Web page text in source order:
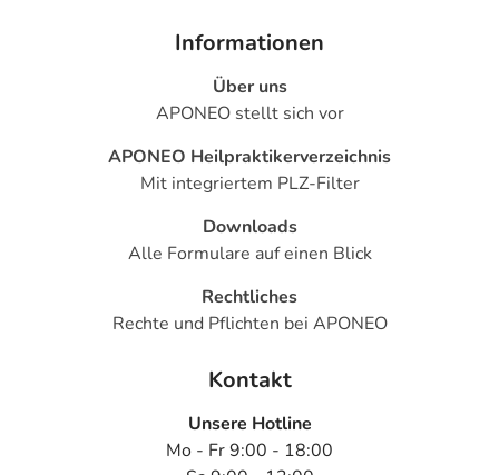
Informationen
Über uns
APONEO stellt sich vor
APONEO Heilpraktikerverzeichnis
Mit integriertem PLZ-Filter
Downloads
Alle Formulare auf einen Blick
Rechtliches
Rechte und Pflichten bei APONEO
Kontakt
Unsere Hotline
Mo - Fr 9:00 - 18:00